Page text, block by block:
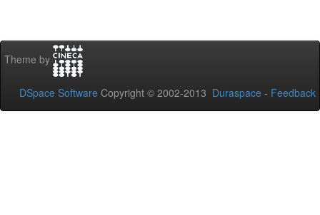
Theme by
DSpace Software Copyright © 2002-2013 Duraspace - Feedback